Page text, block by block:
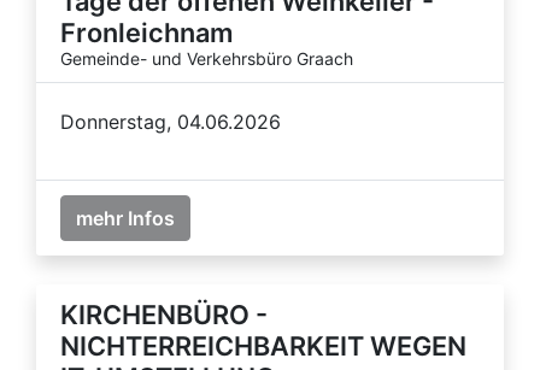
Fronleichnam
Gemeinde- und Verkehrsbüro Graach
Donnerstag, 04.06.2026
mehr Infos
KIRCHENBÜRO -
NICHTERREICHBARKEIT WEGEN